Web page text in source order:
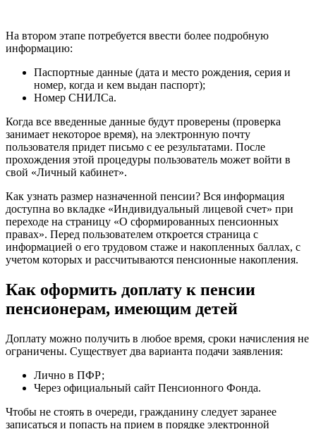
На втором этапе потребуется ввести более подробную
информацию:
Паспортные данные (дата и место рождения, серия и
номер, когда и кем выдан паспорт);
Номер СНИЛСа.
Когда все введенные данные будут проверены (проверка
занимает некоторое время), на электронную почту
пользователя придет письмо с ее результатами. После
прохождения этой процедуры пользователь может войти в
свой «Личный кабинет».
Как узнать размер назначенной пенсии? Вся информация
доступна во вкладке «Индивидуальный лицевой счет» при
переходе на страницу «О сформированных пенсионных
правах». Перед пользователем откроется страница с
информацией о его трудовом стаже и накопленных баллах, с
учетом которых и рассчитываются пенсионные накопления.
Как оформить доплату к пенсии
пенсионерам, имеющим детей
Доплату можно получить в любое время, сроки начисления не
ограничены. Существует два варианта подачи заявления:
Лично в ПФР;
Через официальный сайт Пенсионного Фонда.
Чтобы не стоять в очереди, гражданину следует заранее
записаться и попасть на прием в порядке электронной